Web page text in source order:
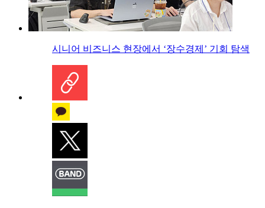
시니어 비즈니스 현장에서 ‘장수경제’ 기회 탐색